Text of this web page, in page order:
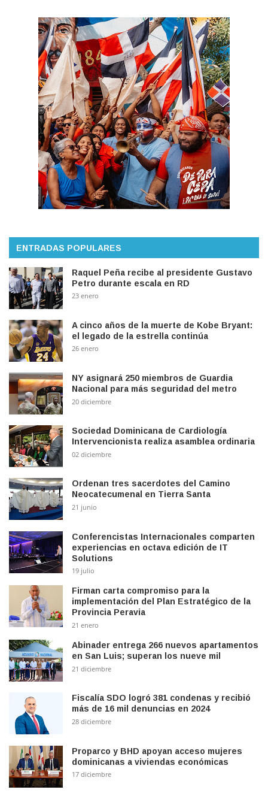
ENTRADAS POPULARES
Raquel Peña recibe al presidente Gustavo
Petro durante escala en RD
23 enero
A cinco años de la muerte de Kobe Bryant:
el legado de la estrella continúa
26 enero
NY asignará 250 miembros de Guardia
Nacional para más seguridad del metro
20 diciembre
Sociedad Dominicana de Cardiología
Intervencionista realiza asamblea ordinaria
02 diciembre
Ordenan tres sacerdotes del Camino
Neocatecumenal en Tierra Santa
21 junio
Conferencistas Internacionales comparten
experiencias en octava edición de IT
Solutions
19 julio
Firman carta compromiso para la
implementación del Plan Estratégico de la
Provincia Peravia
21 enero
Abinader entrega 266 nuevos apartamentos
en San Luis; superan los nueve mil
21 diciembre
Fiscalía SDO logró 381 condenas y recibió
más de 16 mil denuncias en 2024
28 diciembre
Proparco y BHD apoyan acceso mujeres
dominicanas a viviendas económicas
17 diciembre